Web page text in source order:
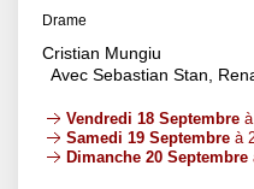
Drame
Cristian Mungiu
Avec Sebastian Stan,
Vendredi 18 Septembre
Samedi 19 Septembre à
Dimanche 20 Septembre